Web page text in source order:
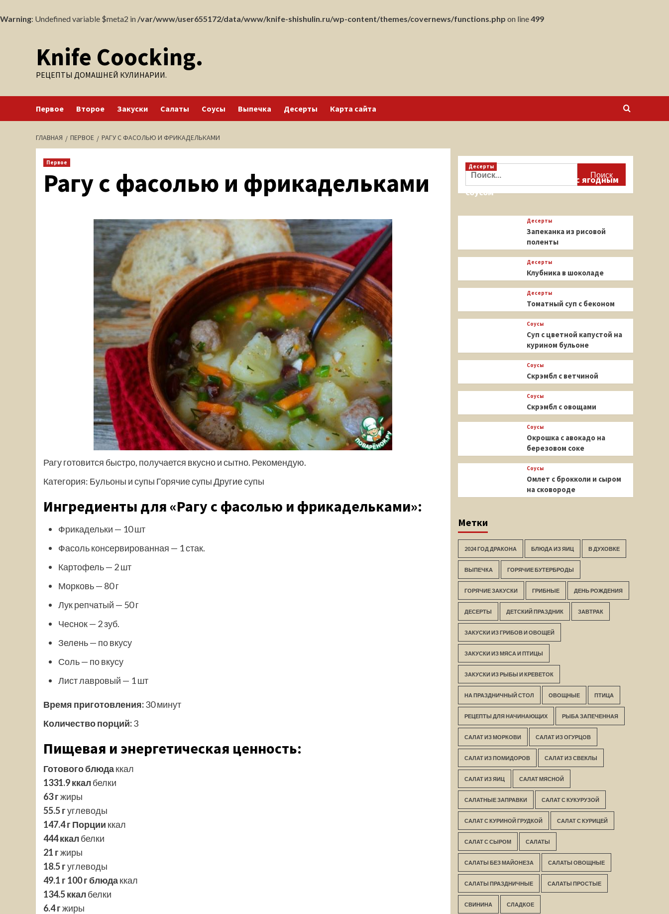
Warning: Undefined variable $meta2 in /var/www/user655172/data/www/knife-shishulin.ru/wp-content/themes/covernews/functions.php on line499
содержимомуKnife Coocking.
РЕЦЕПТЫ ДОМАШНЕЙ КУЛИНАРИИ.
Первое Второе Закуски Салаты Соусы Выпечка Десерты Карта сайта
ГЛАВНАЯ ПЕРВОЕ РАГУ С ФАСОЛЬЮ И ФРИКАДЕЛЬКАМИ
Первое
Рагу с фасолью и фрикадельками
Рагу готовится быстро, получается вкусно и сытно. Рекомендую.
Категория: Бульоны и супы Горячие супы Другие супы
Ингредиенты для «Рагу с фасолью и фрикадельками»:
Фрикадельки — 10 шт
Фасоль консервированная — 1 стак.
Картофель — 2 шт
Морковь — 80 г
Лук репчатый — 50 г
Чеснок — 2 зуб.
Зелень — по вкусу
Соль — по вкусу
Лист лавровый — 1 шт
Время приготовления:30 минут
Количество порций:3
Пищевая и энергетическая ценность:
Готового блюдаккал
1331.9 ккалбелки
63 гжиры
55.5 гуглеводы
147.4 г Порции ккал
444 ккалбелки
21 гжиры
18.5 гуглеводы
49.1 г 100 г блюдаккал
134.5 ккалбелки
6.4 гжиры
Найти:
Десерты
Кекс на миндальной муке с ягодным
соусом
Десерты
Запеканка из рисовой
поленты
Десерты
Клубника в шоколаде
Десерты
Томатный суп с беконом
Соусы
Суп с цветной капустой на
курином бульоне
Соусы
Скрэмбл с ветчиной
Соусы
Скрэмбл с овощами
Соусы
Окрошка с авокадо на
березовом соке
Соусы
Омлет с брокколи и сыром
на сковороде
Метки
2024 ГОД ДРАКОНА БЛЮДА ИЗ ЯИЦ В ДУХОВКЕ
ВЫПЕЧКА ГОРЯЧИЕ БУТЕРБРОДЫ
ГОРЯЧИЕ ЗАКУСКИ ГРИБНЫЕ ДЕНЬ РОЖДЕНИЯ
ДЕСЕРТЫ ДЕТСКИЙ ПРАЗДНИК ЗАВТРАК
ЗАКУСКИ ИЗ ГРИБОВ И ОВОЩЕЙ
ЗАКУСКИ ИЗ МЯСА И ПТИЦЫ
ЗАКУСКИ ИЗ РЫБЫ И КРЕВЕТОК
НА ПРАЗДНИЧНЫЙ СТОЛ ОВОЩНЫЕ ПТИЦА
РЕЦЕПТЫ ДЛЯ НАЧИНАЮЩИХ РЫБА ЗАПЕЧЕННАЯ
САЛАТ ИЗ МОРКОВИ САЛАТ ИЗ ОГУРЦОВ
САЛАТ ИЗ ПОМИДОРОВ САЛАТ ИЗ СВЕКЛЫ
САЛАТ ИЗ ЯИЦ САЛАТ МЯСНОЙ
САЛАТНЫЕ ЗАПРАВКИ САЛАТ С КУКУРУЗОЙ
САЛАТ С КУРИНОЙ ГРУДКОЙ САЛАТ С КУРИЦЕЙ
САЛАТ С СЫРОМ САЛАТЫ
САЛАТЫ БЕЗ МАЙОНЕЗА САЛАТЫ ОВОЩНЫЕ
САЛАТЫ ПРАЗДНИЧНЫЕ САЛАТЫ ПРОСТЫЕ
СВИНИНА СЛАДКОЕ